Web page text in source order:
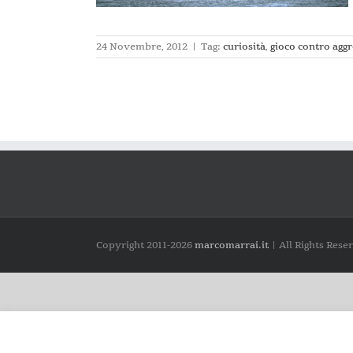
24 Novembre, 2012 | Tag: curiosità, gioco contro
Copyright 2011-2026marcomarrai.it | All Rights